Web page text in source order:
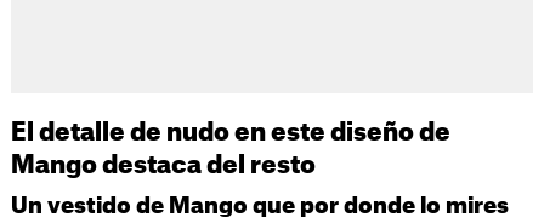
El detalle de nudo en este diseño de
Mango destaca del resto
Un vestido de Mango que por donde lo mires